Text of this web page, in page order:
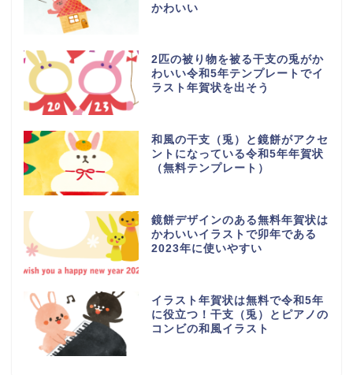
かわいい
2匹の被り物を被る干支の兎がか
わいい令和5年テンプレートでイ
ラスト年賀状を出そう
和風の干支（兎）と鏡餅がアクセ
ントになっている令和5年年賀状
（無料テンプレート）
鏡餅デザインのある無料年賀状は
かわいいイラストで卯年である
2023年に使いやすい
イラスト年賀状は無料で令和5年
に役立つ！干支（兎）とピアノの
コンビの和風イラスト